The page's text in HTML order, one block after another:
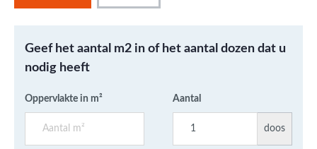
Geef het aantal m2 in of het aantal dozen dat u
nodig heeft
Oppervlakte in m² Aantal
doos